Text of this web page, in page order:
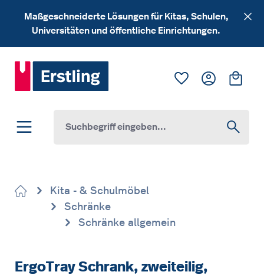
Zum Hauptinhalt springen
Maßgeschneiderte Lösungen für Kitas, Schulen,
Universitäten und öffentliche Einrichtungen.
Du hast 0
Kita - & Schulmöbel
Schränke
Schränke allgemein
ErgoTray Schrank, zweiteilig,